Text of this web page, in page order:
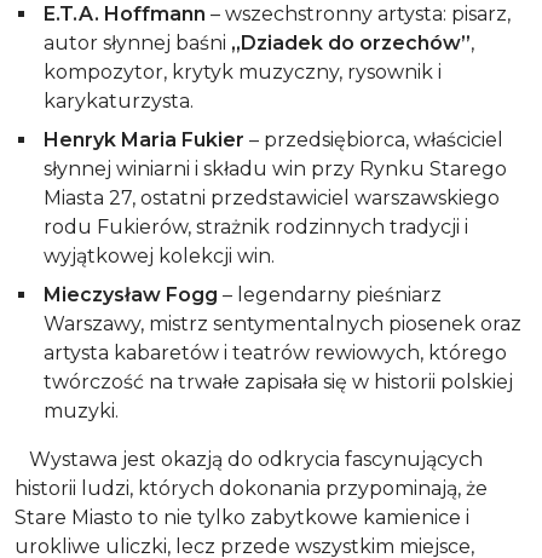
E.T.A. Hoffmann – wszechstronny artysta: pisarz,
autor słynnej baśni „Dziadek do orzechów”,
kompozytor, krytyk muzyczny, rysownik i
karykaturzysta.
Henryk Maria Fukier – przedsiębiorca, właściciel
słynnej winiarni i składu win przy Rynku Starego
Miasta 27, ostatni przedstawiciel warszawskiego
rodu Fukierów, strażnik rodzinnych tradycji i
wyjątkowej kolekcji win.
Mieczysław Fogg – legendarny pieśniarz
Warszawy, mistrz sentymentalnych piosenek oraz
artysta kabaretów i teatrów rewiowych, którego
twórczość na trwałe zapisała się w historii polskiej
muzyki.
Wystawa jest okazją do odkrycia fascynujących
historii ludzi, których dokonania przypominają, że
Stare Miasto to nie tylko zabytkowe kamienice i
urokliwe uliczki, lecz przede wszystkim miejsce,